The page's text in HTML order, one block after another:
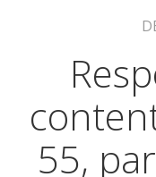
55,